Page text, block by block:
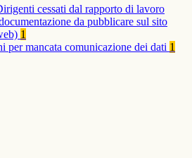
cessati dal rapporto di lavoro
da pubblicare sul sito
1
per mancata comunicazione dei dati 1